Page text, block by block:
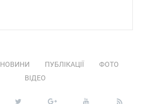
НОВИНИ ПУБЛІКАЦІЇ
ФОТО
ВІДЕО